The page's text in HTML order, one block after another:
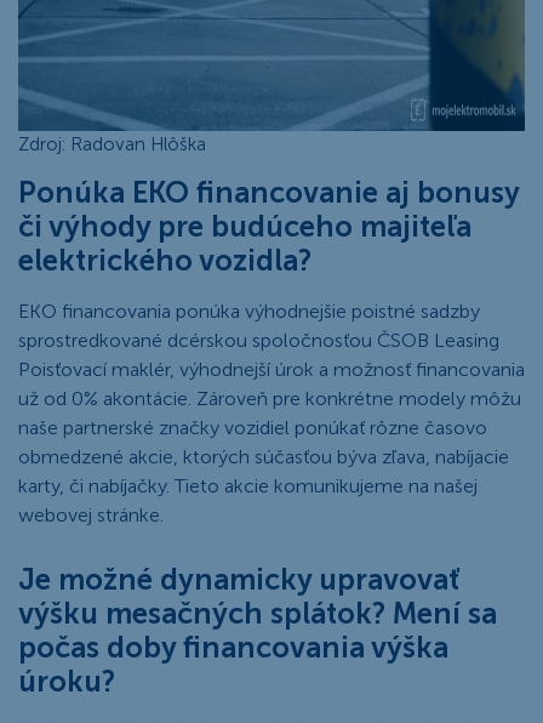
Zdroj: Radovan Hlôška
Ponúka EKO financovanie aj bonusy
či výhody pre budúceho majiteľa
elektrického vozidla?
EKO financovania ponúka výhodnejšie poistné sadzby
sprostredkované dcérskou spoločnosťou ČSOB Leasing
Poisťovací maklér, výhodnejší úrok a možnosť financovania
už od 0% akontácie. Zároveň pre konkrétne modely môžu
naše partnerské značky vozidiel ponúkať rôzne časovo
obmedzené akcie, ktorých súčasťou býva zľava, nabíjacie
karty, či nabíjačky. Tieto akcie komunikujeme na našej
webovej stránke.
Je možné dynamicky upravovať
výšku mesačných splátok? Mení sa
počas doby financovania výška
úroku?